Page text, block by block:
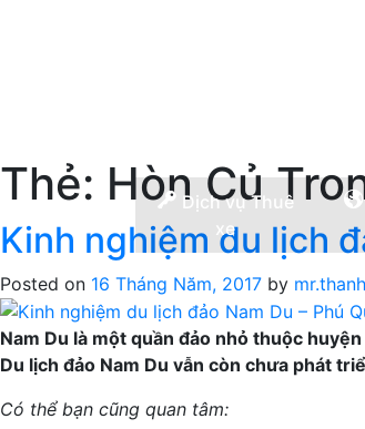
Dịch vụ Thuê
xe
Thẻ: Hòn Củ
Kinh nghiệm du lịch
Posted on 16 Tháng Năm, 2017 by mr.thanh
Nam Du là một quần đảo nhỏ thuộc
Du lịch đảo Nam Du vẫn còn chưa phát
Có thể bạn cũng quan tâm: